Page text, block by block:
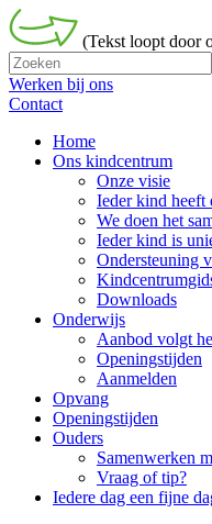
(Tekst loopt door
Werken bij ons
Contact
Home
Ons kindcentrum
Onze visie
Ieder kind heeft
We doen het
Ieder kind is
Ondersteuning
Downloads
Onderwijs
Aanbod volgt
Openingstijden
Aanmelden
Opvang
Openingstijden
Ouders
Samenwerken
Vraag of tip?
Iedere dag een fijne